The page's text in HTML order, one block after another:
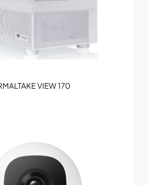
VIEW 170